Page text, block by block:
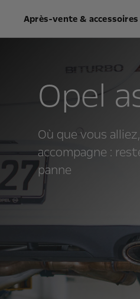
Après-vente & accessoires
Opel
Où que vous
accompagne :
panne